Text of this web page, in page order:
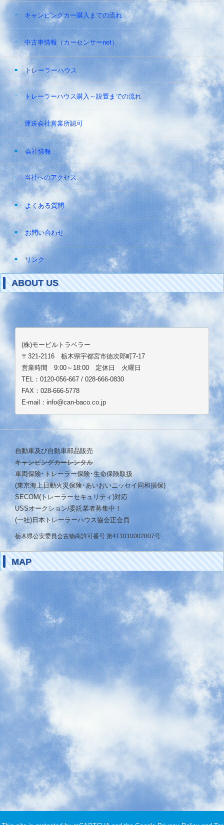
キャンピングカー購入までの流れ
中古車情報（カーセンサーnet）
トレーラーハウス
トレーラーハウス購入～設置までの流れ
運送会社営業所認可
会社情報
当社へのアクセス
よくある質問
お問い合わせ
リンク
ABOUT US
(株)モービルトラベラー
〒321-2116 栃木県宇都宮市徳次郎町7-17
営業時間 9:00～18:00 定休日 火曜日
TEL：0120-056-667 / 028-666-0830
FAX：028-666-5778
E-mail：info@can-baco.co.jp
自動車及び自動車部品販売
キャンピングカーレンタル
車両保険･トレーラー保険･生命保険取扱
(東京海上日動火災保険･あいおいニッセイ同和損保)
SECOM(トレーラーセキュリティ)対応
USSオークション/委託業者募集中！
(一社)日本トレーラーハウス協会正会員
栃木県公安委員会古物商許可番号 第411010002007号
MAP